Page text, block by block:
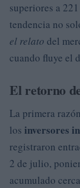
superiores a
tendencia no
el relato del
cuando fluye el
El retorno
La primera
los inversores
registraron
2 de julio,
acumulado